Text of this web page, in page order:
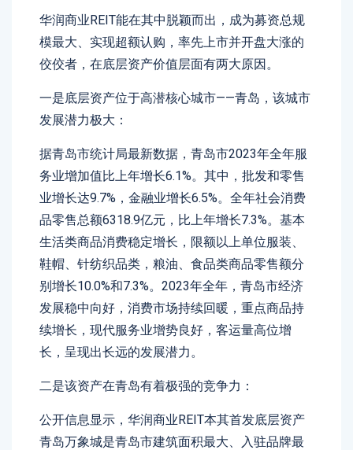
华润商业REIT能在其中脱颖而出，成为募资总规
模最大、实现超额认购，率先上市并开盘大涨的
佼佼者，在底层资产价值层面有两大原因。
一是底层资产位于高潜核心城市——青岛，该城市
发展潜力极大：
据青岛市统计局最新数据，青岛市2023年全年服
务业增加值比上年增长6.1%。其中，批发和零售
业增长达9.7%，金融业增长6.5%。全年社会消费
品零售总额6318.9亿元，比上年增长7.3%。基本
生活类商品消费稳定增长，限额以上单位服装、
鞋帽、针纺织品类，粮油、食品类商品零售额分
别增长10.0%和7.3%。2023年全年，青岛市经济
发展稳中向好，消费市场持续回暖，重点商品持
续增长，现代服务业增势良好，客运量高位增
长，呈现出长远的发展潜力。
二是该资产在青岛有着极强的竞争力：
公开信息显示，华润商业REIT本其首发底层资产
青岛万象城是青岛市建筑面积最大、入驻品牌最